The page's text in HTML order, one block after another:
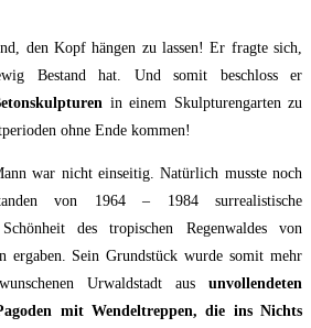
den Kopf hängen zu lassen! Er fragte sich,
Bestand hat. Und somit beschloss er
in einem Skulpturengarten zu
ohne Ende kommen!
war nicht einseitig. Natürlich musste noch
von 1964 – 1984 surrealistische
des tropischen Regenwaldes von
ergaben. Sein Grundstück wurde somit mehr
Urwaldstadt aus unvollendeten
mit Wendeltreppen, die ins Nichts